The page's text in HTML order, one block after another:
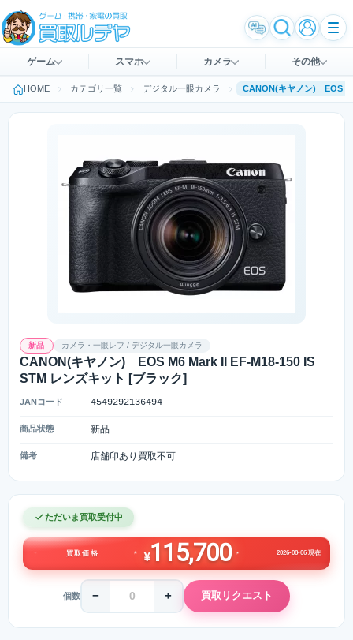
ゲーム スマホ カメラ その他
HOME カテゴリ一覧 デジタル一眼カメラ
新品 カメラ・一眼レフ / デジタル一眼カメラ
CANON(キヤノン) EOS M6 Mark II EF-M18-150 IS
STM レンズキット [ブラック]
JANコード 4549292136494
商品状態 新品
備考 店舗印あり買取不可
ただいま買取受付中
買取価格 ¥115,700 2026-08-06 現在
個数 − + 買取リクエスト